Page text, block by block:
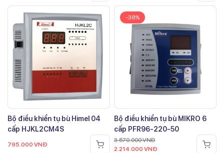
Bộ điều khiển tụ bù Himel 04
cấp HJKL2CM4S
795.000 VNĐ
-38%
Bộ điều khiển tụ bù MIKRO 6
cấp PFR96-220-50
3.570.000VNĐ
2.214.000 VNĐ